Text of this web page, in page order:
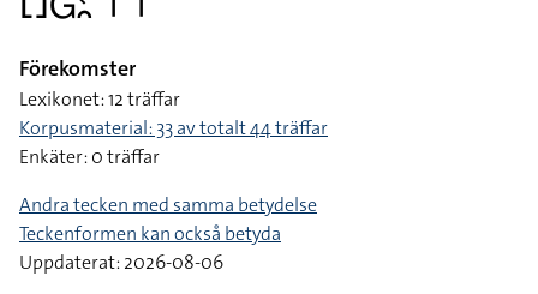
Förekomster
Lexikonet: 12 träffar
Korpusmaterial: 33 av totalt 44 träffar
Enkäter: 0 träffar
Andra tecken med samma betydelse
Teckenformen kan också betyda
Uppdaterat: 2026-08-06